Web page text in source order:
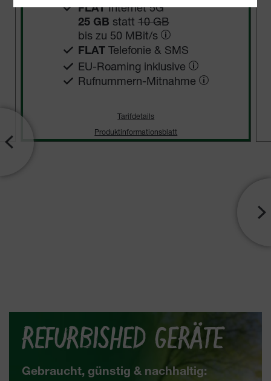
FLATInternet 5G
25 GB statt 10 GB
bis zu 50 MBit/s
FLATTelefonie & SMS
EU-Roaming inklusive
Rufnummern-​Mitnahme
Tarifdetails
Produktinformationsblatt
REFURBISHED GERÄTE
Gebraucht, günstig & nachhaltig: